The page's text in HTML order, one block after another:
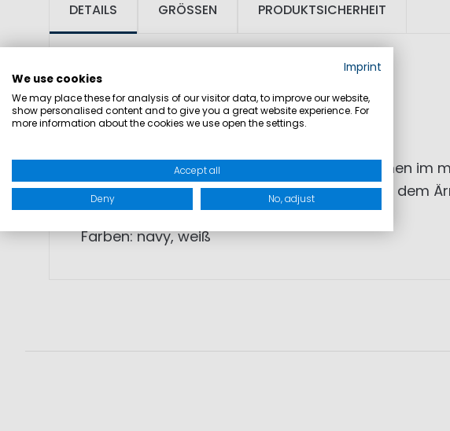
DETAILS
SKU: 1002593
Material: 95% Baumwolle, 5% Elasthan
Produktinformationen: Langarmshirt für Damen im
Ärmeln und Ausschnitt. Marinepool-Logo auf dem
Farben: navy, weiß
GRÖSSEN PRODUKTSICHERHEIT
Imprint
We use cookies
We may place these for analysis of our visitor data, to improve our website,
show personalised content and to give you a great website experience. For
more information about the cookies we use open the settings.
Accept all
Deny No, adjust